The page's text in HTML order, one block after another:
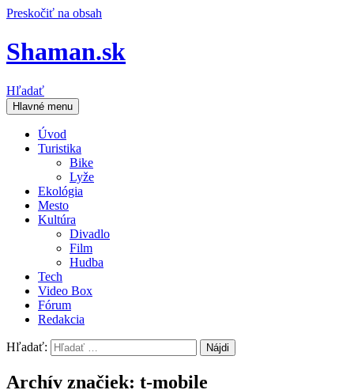
Preskočiť na obsah
Shaman.sk
Hľadať
Hlavné menu
Úvod
Turistika
Bike
Lyže
Ekológia
Mesto
Kultúra
Divadlo
Film
Hudba
Tech
Video Box
Fórum
Redakcia
Hľadať:
Archív značiek: t-mobile